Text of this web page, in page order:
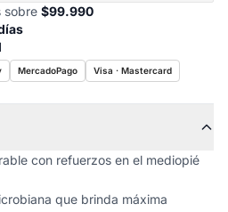
sobre $99.990
MercadoPago Visa · Mastercard
con refuerzos en el mediopié
que brinda máxima